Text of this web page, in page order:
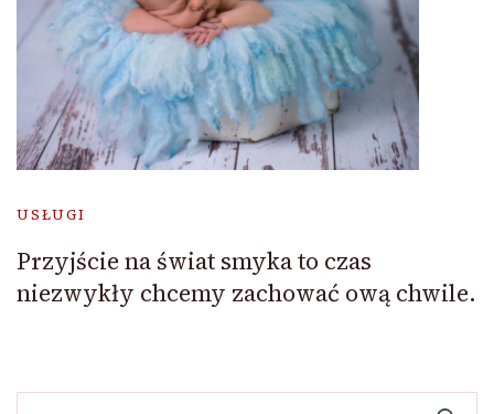
USŁUGI
Przyjście na świat smyka to czas
niezwykły chcemy zachować ową chwile.